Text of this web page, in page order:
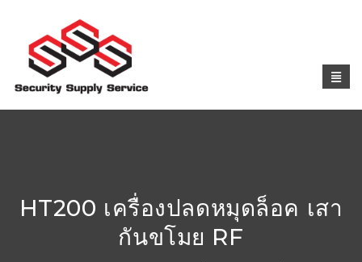
HT200 เครื่องปลดหมุดล็อค เสา
กันขโมย RF